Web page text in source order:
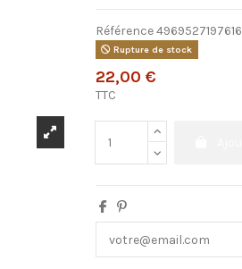
Référence 4969527197616
Rupture de stock
22,00 €
TTC